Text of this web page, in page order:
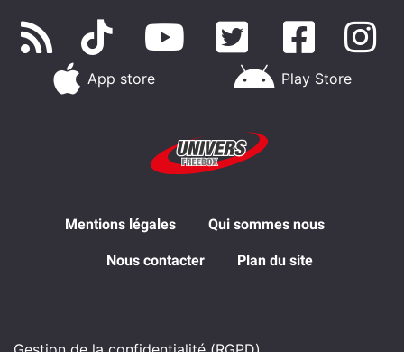
App store Play Store
Mentions légales Qui sommes nous
Nous contacter Plan du site